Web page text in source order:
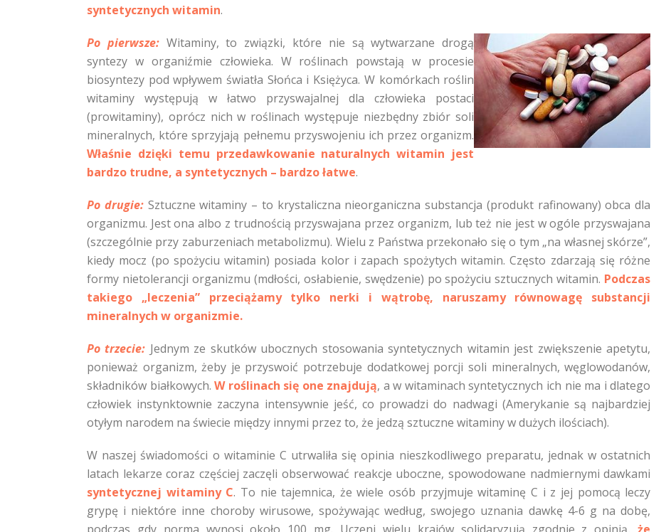
syntetycznych witamin.
Po pierwsze:Witaminy, to związki, które nie są wytwarzane drogą
syntezy w organiźmie człowieka. W roślinach powstają w procesie
biosyntezy pod wpływem światła Słońca i Księżyca. W komórkach roślin
witaminy występują w łatwo przyswajalnej dla człowieka postaci
(prowitaminy), oprócz nich w roślinach występuje niezbędny zbiór soli
mineralnych, które sprzyjają pełnemu przyswojeniu ich przez organizm.
Właśnie dzięki temu przedawkowanie naturalnych witamin jest
bardzo trudne, a syntetycznych – bardzo łatwe.
Po drugie:Sztuczne witaminy – to krystaliczna nieorganiczna substancja (produkt rafinowany) obca dla
organizmu. Jest ona albo z trudnością przyswajana przez organizm, lub też nie jest w ogóle przyswajana
(szczególnie przy zaburzeniach metabolizmu). Wielu z Państwa przekonało się o tym „na własnej skórze”,
kiedy mocz (po spożyciu witamin) posiada kolor i zapach spożytych witamin. Często zdarzają się różne
formy nietolerancji organizmu (mdłości, osłabienie, swędzenie) po spożyciu sztucznych witamin. Podczas
takiego „leczenia” przeciążamy tylko nerki i wątrobę, naruszamy równowagę substancji
mineralnych w organizmie.
Po trzecie: Jednym ze skutków ubocznych stosowania syntetycznych witamin jest zwiększenie apetytu,
ponieważ organizm, żeby je przyswoić potrzebuje dodatkowej porcji soli mineralnych, węglowodanów,
składników białkowych.W roślinach się one znajdują, a w witaminach syntetycznych ich nie ma i dlatego
człowiek instynktownie zaczyna intensywnie jeść, co prowadzi do nadwagi (Amerykanie są najbardziej
otyłym narodem na świecie między innymi przez to, że jedzą sztuczne witaminy w dużych ilościach).
W naszej świadomości o witaminie C utrwaliła się opinia nieszkodliwego preparatu, jednak w ostatnich
latach lekarze coraz częściej zaczęli obserwować reakcje uboczne, spowodowane nadmiernymi dawkami
syntetycznej witaminy C. To nie tajemnica, że wiele osób przyjmuje witaminę C i z jej pomocą leczy
grypę i niektóre inne choroby wirusowe, spożywając według, swojego uznania dawkę 4-6 g na dobę,